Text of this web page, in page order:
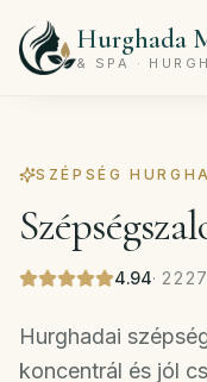
Hurghada
& SPA ·
Menu
programok
Szépségszalon
Árlista
SZÉPSÉG
4.94· 2227
Hurghadai
koncentrál és jól